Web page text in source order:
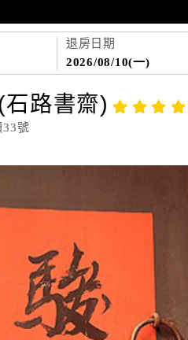
退房日期
2026/08/10(一)
路書齋)
33號